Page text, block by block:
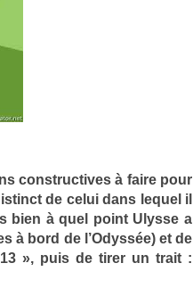
con­struc­tives à faire pour
de celui dans lequel il
bien à quel point Ulys­se a
à bord de l’Odyssée) et de
», puis de tirer un trait :